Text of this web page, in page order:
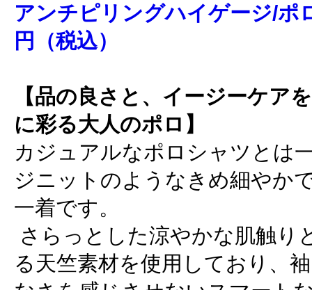
アンチピリングハイゲージ/ポ
円（税込）
【品の良さと、イージーケア
に彩る大人のポロ】
カジュアルなポロシャツとは
ジニットのようなきめ細やか
一着です。
さらっとした涼やかな肌触り
る天竺素材を使用しており、